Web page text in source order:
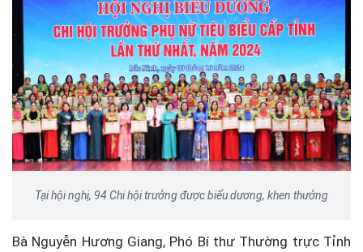
Tại hội nghị, 94 Chi hội trưởng được biểu dương, khen thưởng
Bà Nguyễn Hương Giang, Phó Bí thư Thường trực Tỉnh